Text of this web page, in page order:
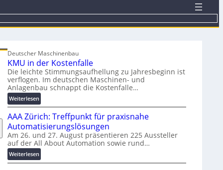
Deutscher Maschinenbau
KMU in der Kostenfalle
Die leichte Stimmungsaufhellung zu Jahresbeginn ist
verflogen. Im deutschen Maschinen- und
Anlagenbau schnappt die Kostenfalle…
Weiterlesen:
K
M
U
i
n
d
e
AAA Zürich: Treffpunkt für praxisnahe
Automatisierungslösungen
Am 26. und 27. August präsentieren 225 Aussteller
auf der All About Automation sowie rund…
Weiterlesen:
A